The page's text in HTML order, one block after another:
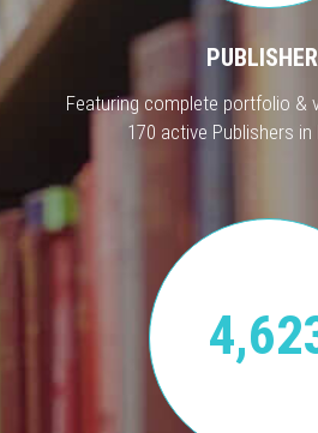
Featuring complete portfolio &
170 active Publishers in